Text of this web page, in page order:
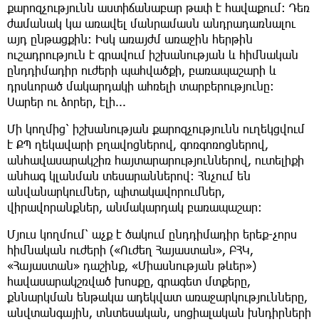
քարոզչությունն աստիճանաբար թափ է հավաքում: Դեռ
ժամանակ կա առավել մանրամասն անդրադառնալու
այդ ընթացքին: Իսկ առայժմ առաջին հերթին
ուշադրություն է գրավում իշխանության և հիմնական
ընդդիմադիր ուժերի պահվածքի, բառապաշարի և
դրսևորած մակարդակի ահռելի տարբերությունը:
Սարեր ու ձորեր, էլի...
Մի կողմից՝ իշխանության քարոզչությունն ուղեկցվում
է ՔՊ ղեկավարի բղավոցներով, գոռգոռոցներով,
անհավասարակշիռ հայտարարություններով, ուտելիքի
անհագ կլանման տեսարաններով: Հնչում են
անվանարկումներ, պիտակավորումներ,
վիրավորանքներ, անմակարդակ բառապաշար:
Մյուս կողմում՝ աչք է ծակում ընդդիմադիր երեք-չորս
հիմնական ուժերի («Ուժեղ Հայաստան», ԲՀԿ,
«Հայաստան» դաշինք, «Միասնության թևեր»)
հավասարակշռված խոսքը, գրագետ մտքերը,
քննարկման ենթակա ադեկվատ առաջարկությունները,
անվտանգային, տնտեսական, սոցիալական խնդիրների